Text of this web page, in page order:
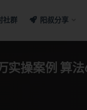
社群 阳叔分享
实操案例 算